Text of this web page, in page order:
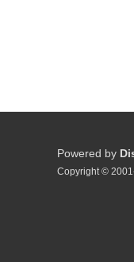
Powered by
Copyright ©